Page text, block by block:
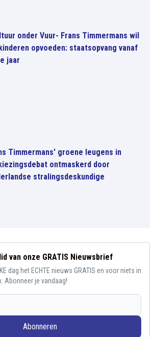
onder Vuur- Frans Timmermans wil
opvoeden: staatsopvang vanaf
jaar
Timmermans' groene leugens in
ontmaskerd door
stralingsdeskundige
van onze GRATIS Nieuwsbrief
dag het ECHTE nieuws GRATIS en voor niets in
Abonneer je vandaag!
Abonneren